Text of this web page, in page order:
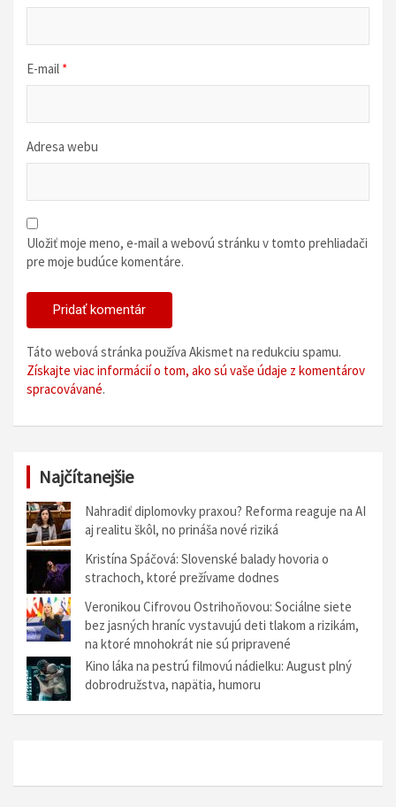
E-mail *
Adresa webu
Uložiť moje meno, e-mail a webovú stránku v tomto prehliadači
pre moje budúce komentáre.
Táto webová stránka používa Akismet na redukciu spamu.
Získajte viac informácií o tom, ako sú vaše údaje z komentárov
spracovávané.
Najčítanejšie
Nahradiť diplomovky praxou? Reforma reaguje na AI
aj realitu škôl, no prináša nové riziká
Kristína Spáčová: Slovenské balady hovoria o
strachoch, ktoré prežívame dodnes
Veronikou Cifrovou Ostrihoňovou: Sociálne siete
bez jasných hraníc vystavujú deti tlakom a rizikám,
na ktoré mnohokrát nie sú pripravené
Kino láka na pestrú filmovú nádielku: August plný
dobrodružstva, napätia, humoru